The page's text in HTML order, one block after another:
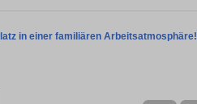
in einer familiären Arbeitsatmosphäre!